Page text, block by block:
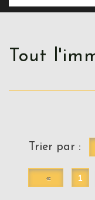
Tout l'immobilier sur la ville
Trier par :
« 1